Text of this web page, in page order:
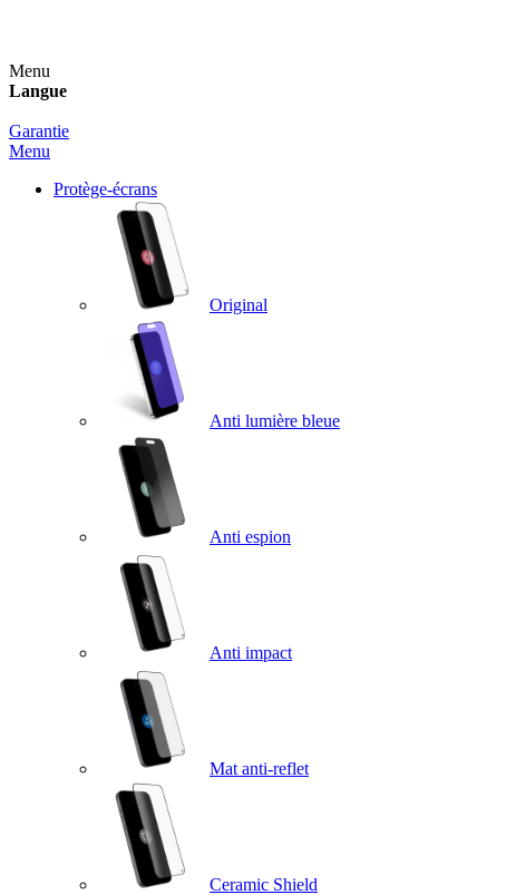
Menu
Langue
Garantie
Menu
Protège-écrans
Original
Anti lumière bleue
Anti espion
Anti impact
Mat anti-reflet
Ceramic Shield